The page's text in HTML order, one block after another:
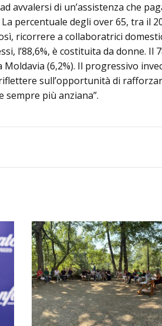
avvalersi di un’assistenza che
percentuale degli over 65, tra il
ricorrere a collaboratrici
l’88,6%, è costituita da donne. Il
(6,2%). Il progressivo
sull’opportunità di
più anziana”.